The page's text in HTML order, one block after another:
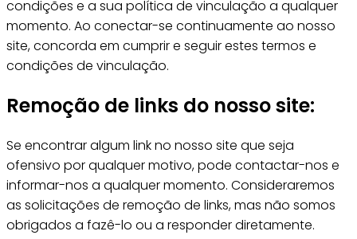
condições e a sua política de vinculação a qualquer
momento. Ao conectar-se continuamente ao nosso
site, concorda em cumprir e seguir estes termos e
condições de vinculação.
Remoção de links do nosso site:
Se encontrar algum link no nosso site que seja
ofensivo por qualquer motivo, pode contactar-nos e
informar-nos a qualquer momento. Consideraremos
as solicitações de remoção de links, mas não somos
obrigados a fazê-lo ou a responder diretamente.